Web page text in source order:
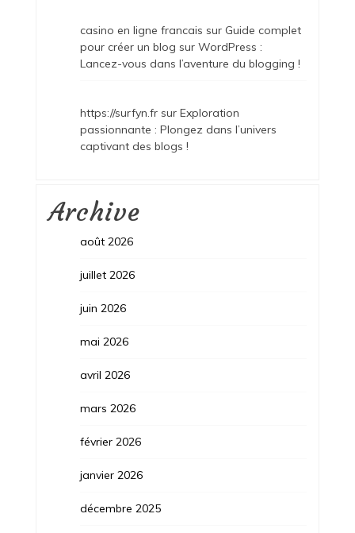
casino en ligne francais sur Guide complet
pour créer un blog sur WordPress :
Lancez-vous dans l’aventure du blogging !
https://surfyn.frsur Exploration
passionnante : Plongez dans l’univers
captivant des blogs !
Archive
août 2026
juillet 2026
juin 2026
mai 2026
avril 2026
mars 2026
février 2026
janvier 2026
décembre 2025